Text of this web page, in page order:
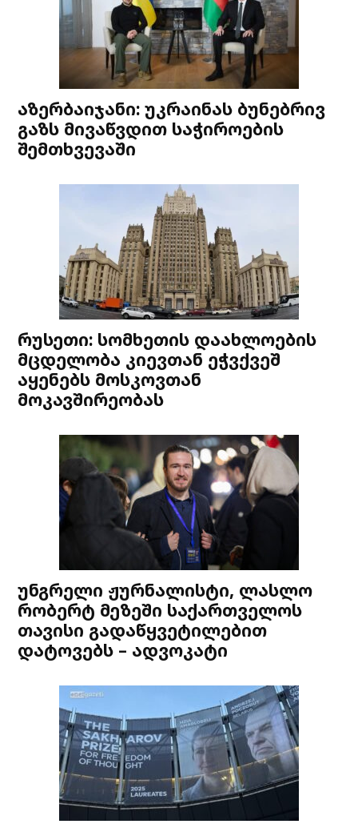
აზერბაიჯანი: უკრაინას ბუნებრივ
გაზს მივაწვდით საჭიროების
შემთხვევაში
რუსეთი: სომხეთის დაახლოების
მცდელობა კიევთან ეჭვქვეშ
აყენებს მოსკოვთან
მოკავშირეობას
უნგრელი ჟურნალისტი, ლასლო
რობერტ მეზეში საქართველოს
თავისი გადაწყვეტილებით
დატოვებს – ადვოკატი